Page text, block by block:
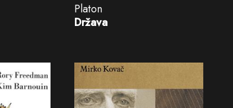
Platon
Država